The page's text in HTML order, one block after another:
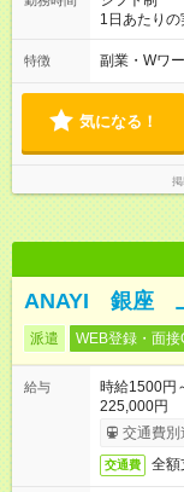
1日あたり
20:00 ＜勤務時間＞ 9:30～20:30(実働8h・休憩1hのシフト制) 週
休2日制、月9日
ができます
特徴 副業・Wワ
気になる！
ANAYI 銀座
派遣 WEB登録・面接
給与
時給1500円
225,000円
交通費別
交通費 全額